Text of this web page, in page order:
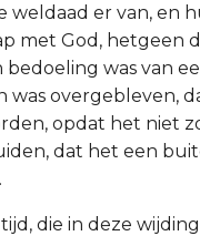
weldaad er van, en
met God, hetgeen
bedoeling was van
was overgebleven,
opdat het niet
dat het een
die in deze